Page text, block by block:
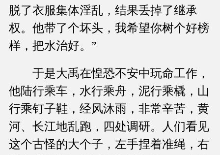
脱了衣服集体淫乱，结果丢掉了继承
权。他带了个坏头，我希望你树个好榜
样，把水治好。”
于是大禹在惶恐不安中玩命工作，
他陆行乘车，水行乘舟，泥行乘橇，山
行乘钉子鞋，经风沐雨，非常辛苦，黄
河、长江地乱跑，四处调研。人们看见
这个古怪的大个子，左手捏着准绳，右